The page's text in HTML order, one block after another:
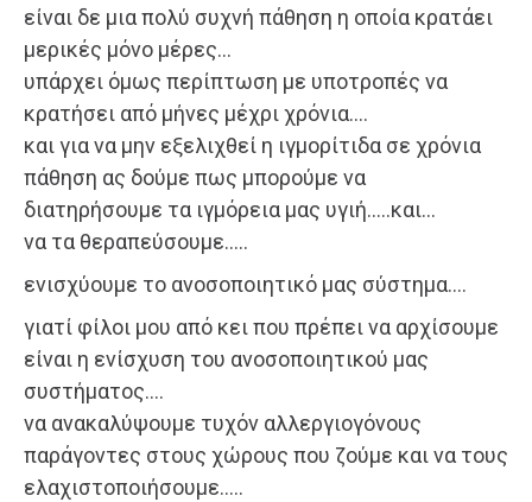
είναι δε μια πολύ συχνή πάθηση η οποία κρατάει
μερικές μόνο μέρες…
υπάρχει όμως περίπτωση με υποτροπές να
κρατήσει από μήνες μέχρι χρόνια….
και για να μην εξελιχθεί η ιγμορίτιδα σε χρόνια
πάθηση ας δούμε πως μπορούμε να
διατηρήσουμε τα ιγμόρεια μας υγιή…..και…
να τα θεραπεύσουμε…..
ενισχύουμε το ανοσοποιητικό μας σύστημα….
γιατί φίλοι μου από κει που πρέπει να αρχίσουμε
είναι η ενίσχυση του ανοσοποιητικού μας
συστήματος….
να ανακαλύψουμε τυχόν αλλεργιογόνους
παράγοντες στους χώρους που ζούμε και να τους
ελαχιστοποιήσουμε…..